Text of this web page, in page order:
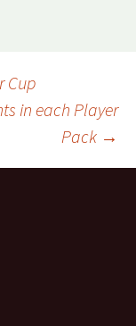
Cup
in each Player
Pack →